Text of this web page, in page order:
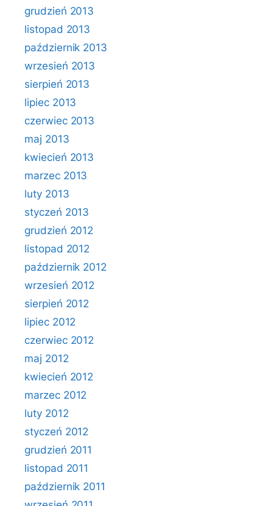
grudzień 2013
listopad 2013
październik 2013
wrzesień 2013
sierpień 2013
lipiec 2013
czerwiec 2013
maj 2013
kwiecień 2013
marzec 2013
luty 2013
styczeń 2013
grudzień 2012
listopad 2012
październik 2012
wrzesień 2012
sierpień 2012
lipiec 2012
czerwiec 2012
maj 2012
kwiecień 2012
marzec 2012
luty 2012
styczeń 2012
grudzień 2011
listopad 2011
październik 2011